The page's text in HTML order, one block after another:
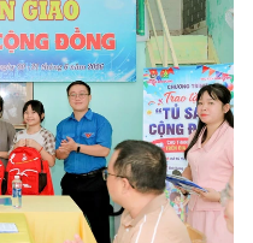
đảo hội viên Hội Nhiếp